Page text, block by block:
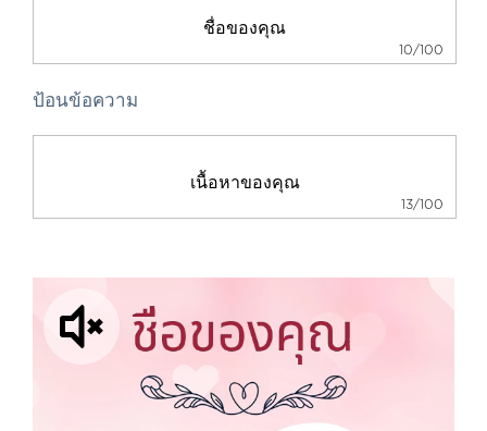
10/100
ป้อนข้อความ
13/100